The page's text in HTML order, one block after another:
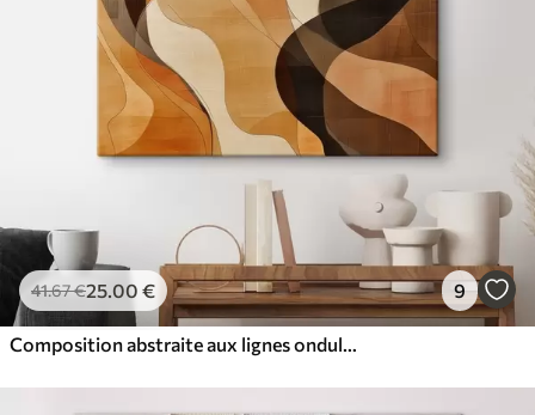
41.67€25.00 € 9
Composition abstraite aux lignes ondulées dynamiques, dans une palette de tons brun terre cuite